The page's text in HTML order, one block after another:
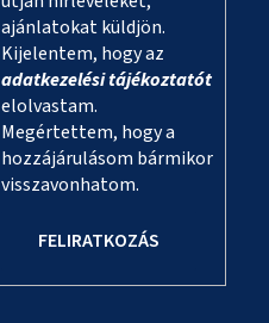
ajánlatokat küldjön.
Kijelentem, hogy az
adatkezelési tájékoztatót
elolvastam.
Megértettem, hogy a
hozzájárulásom bármikor
visszavonhatom.
FELIRATKOZÁS